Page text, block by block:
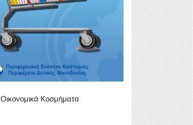
Οικονομικά Κοσμήματα